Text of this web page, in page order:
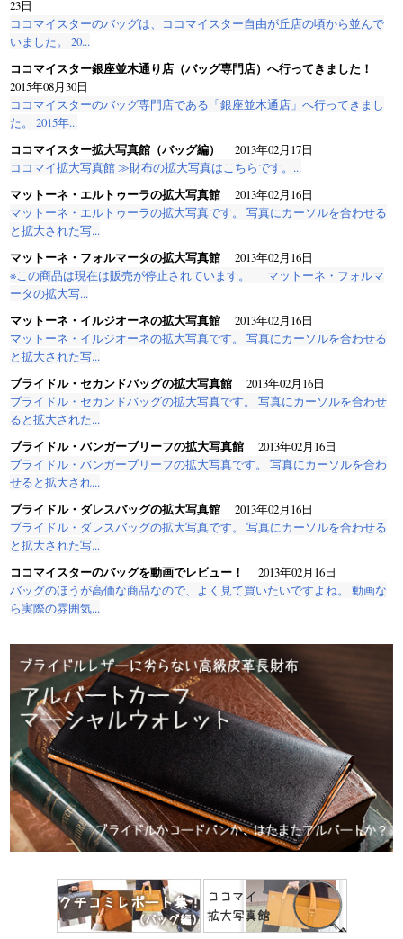
23日
ココマイスターのバッグは、ココマイスター自由が丘店の頃から並んで
いました。 20...
ココマイスター銀座並木通り店（バッグ専門店）へ行ってきました！
2015年08月30日
ココマイスターのバッグ専門店である「銀座並木通店」へ行ってきまし
た。 2015年...
ココマイスター拡大写真館（バッグ編）
2013年02月17日
ココマイ拡大写真館 ≫財布の拡大写真はこちらです。...
マットーネ・エルトゥーラの拡大写真館 2013年02月16日
マットーネ・エルトゥーラの拡大写真です。 写真にカーソルを合わせる
と拡大された写...
マットーネ・フォルマータの拡大写真館 2013年02月16日
※この商品は現在は販売が停止されています。 マットーネ・フォルマ
ータの拡大写...
マットーネ・イルジオーネの拡大写真館 2013年02月16日
マットーネ・イルジオーネの拡大写真です。 写真にカーソルを合わせる
と拡大された写...
ブライドル・セカンドバッグの拡大写真館 2013年02月16日
ブライドル・セカンドバッグの拡大写真です。 写真にカーソルを合わせ
ると拡大された...
ブライドル・バンガーブリーフの拡大写真館 2013年02月16日
ブライドル・バンガーブリーフの拡大写真です。 写真にカーソルを合わ
せると拡大され...
ブライドル・ダレスバッグの拡大写真館 2013年02月16日
ブライドル・ダレスバッグの拡大写真です。 写真にカーソルを合わせる
と拡大された写...
ココマイスターのバッグを動画でレビュー！
2013年02月16日
バッグのほうが高価な商品なので、よく見て買いたいですよね。 動画な
ら実際の雰囲気...